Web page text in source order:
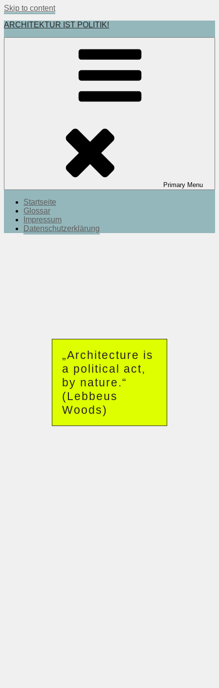
Skip to content
ARCHITEKTUR IST POLITIK!
Primary Menu
Startseite
Glossar
Impressum
Datenschutzerklärung
„Architecture is
a political act,
by nature.“
(Lebbeus
Woods)